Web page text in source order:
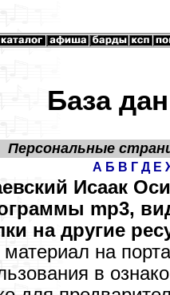
База
Персональные
А Б В Г Д Е
Исаак
mp3,
на другие
на
в